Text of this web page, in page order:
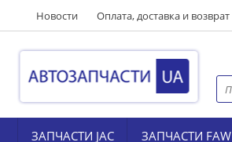
Новости Оплата, доставка и возврат
ЗАПЧАСТИ JAC ЗАПЧАСТИ FAW